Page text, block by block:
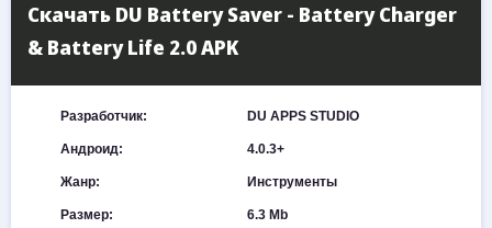
Скачать DU Battery Saver - Battery Charger
& Battery Life 2.0 APK
Разработчик: DU APPS STUDIO
Андроид: 4.0.3+
Жанр: Инструменты
Размер: 6.3 Mb